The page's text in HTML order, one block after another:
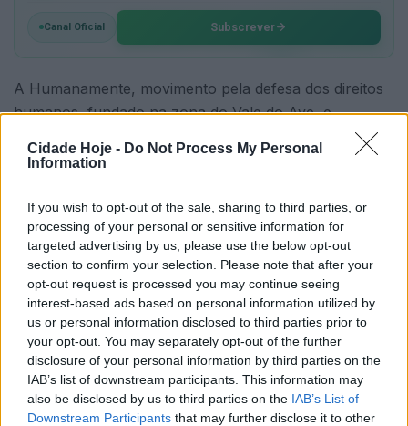
Cidade Hoje - Do Not Process My Personal
Information
If you wish to opt-out of the sale, sharing to third parties, or
processing of your personal or sensitive information for
targeted advertising by us, please use the below opt-out
section to confirm your selection. Please note that after your
opt-out request is processed you may continue seeing
interest-based ads based on personal information utilized by
us or personal information disclosed to third parties prior to
your opt-out. You may separately opt-out of the further
disclosure of your personal information by third parties on the
IAB’s list of downstream participants. This information may
also be disclosed by us to third parties on the IAB’s List of
Downstream Participants that may further disclose it to other
Canal Oficial Subscrever
A Humanamente, movimento pela defesa dos direitos
humanos, fundado na zona do Vale do Ave, e
promotora das comissões organizadoras das marchas
LGBTQIAP+ de Guimarães, Santo Tirso, Famalicão,
janeiro e Diogo Barros recandidata-se ao cargo.
Para o mandato bianual, o primeiro da história do
coletivo que, até então, tinha mandatos anuais, o
jovem ativista famalicense acredita que «há ainda um
longo e árduo caminho a percorrer para salvaguardar
os direitos humanos para todos». Diogo vê «com
inquietação ascensão da extrema-direita», mas
assevera que a Humanamente estará presente «e
combaterá com todas as forças de ódio, de